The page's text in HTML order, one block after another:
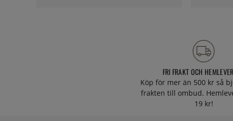
FRI FRAKT OCH
Köp för mer än 500 kr så
frakten till ombud.
19 kr!